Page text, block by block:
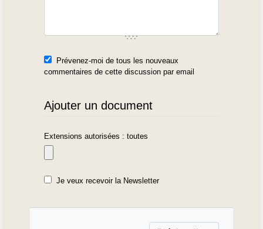
Prévenez-moi de tous les nouveaux
commentaires de cette discussion par email
Ajouter un document
Extensions autorisées : toutes
Je veux recevoir la Newsletter